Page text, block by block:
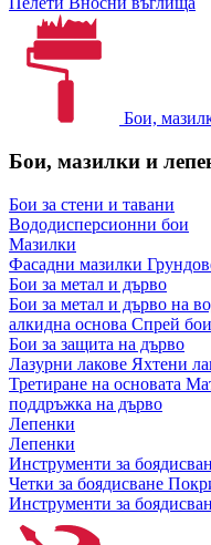
Бои,
Бои, мазилки и
Бои за стени и тавани
Вододисперсионни бои
Мазилки
Фасадни мазилки
Бои за метал и дърво
Бои за метал и дърво на
алкидна основа Спрей бои
Бои за защита на дърво
Лазурни лакове Яхтени
Третиране на основата
поддръжка на дърво
Лепенки
Лепенки
Инструменти за
Четки за боядисване
Инструменти за